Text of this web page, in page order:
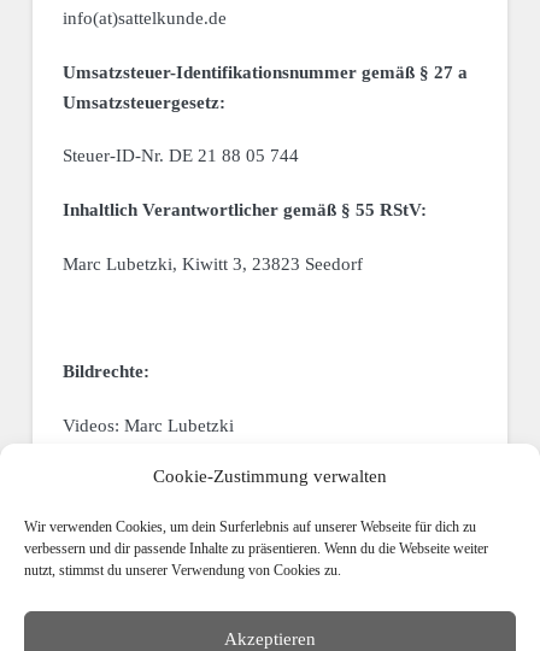
Cookie-Zustimmung verwalten
Wir verwenden Cookies, um dein Surferlebnis auf unserer Webseite für dich zu
verbessern und dir passende Inhalte zu präsentieren. Wenn du die Webseite weiter
nutzt, stimmst du unserer Verwendung von Cookies zu.
Akzeptieren
info(at)sattelkunde.de
Umsatzsteuer-Identifikationsnummer gemäß § 27 a
Umsatzsteuergesetz:
Steuer-ID-Nr. DE 21 88 05 744
Inhaltlich Verantwortlicher gemäß § 55 RStV:
Marc Lubetzki, Kiwitt 3, 23823 Seedorf
Bildrechte:
Videos: Marc Lubetzki
Fotos: Marc Lubetki, Peter Schramm, Claus Harlandt
Logo & Grafiken: Tina Gasperin